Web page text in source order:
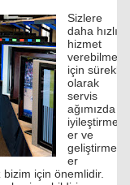
Sizlere
daha hızlı
hizmet
verebilmek
için sürekli
olarak
servis
ağımızda
iyileştirmel
er ve
geliştirmel
er
için önemlidir.